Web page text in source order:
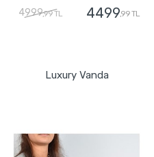
4999,99 TL 4499,99 TL
Luxury Vanda